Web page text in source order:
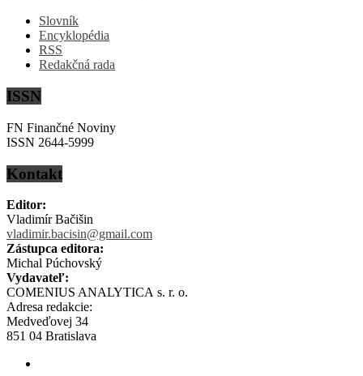
Slovník
Encyklopédia
RSS
Redakčná rada
ISSN
FN Finančné Noviny
ISSN 2644-5999
Kontakt
Editor:
Vladimír Bačišin
vladimir.bacisin@gmail.com
Zástupca editora:
Michal Púchovský
Vydavateľ:
COMENIUS ANALYTICA s. r. o.
Adresa redakcie:
Medveďovej 34
851 04 Bratislava